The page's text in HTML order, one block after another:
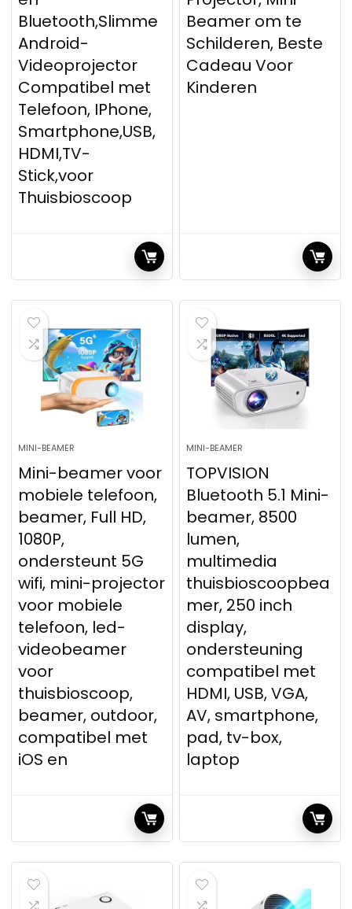
Bluetooth,Slimme
Android-
Videoprojector
Compatibel met
Telefoon, IPhone,
Smartphone,USB,
HDMI,TV-
Stick,voor
Thuisbioscoop
Beamer om te
Schilderen, Beste
Cadeau Voor
Kinderen
MINI-BEAMER
Mini-beamer voor
mobiele telefoon,
beamer, Full HD,
1080P,
ondersteunt 5G
wifi, mini-projector
voor mobiele
telefoon, led-
videobeamer
voor
thuisbioscoop,
beamer, outdoor,
compatibel met
iOS en
MINI-BEAMER
TOPVISION
Bluetooth 5.1 Mini-
beamer, 8500
lumen,
multimedia
thuisbioscoopbea
mer, 250 inch
display,
ondersteuning
compatibel met
HDMI, USB, VGA,
AV, smartphone,
pad, tv-box,
laptop